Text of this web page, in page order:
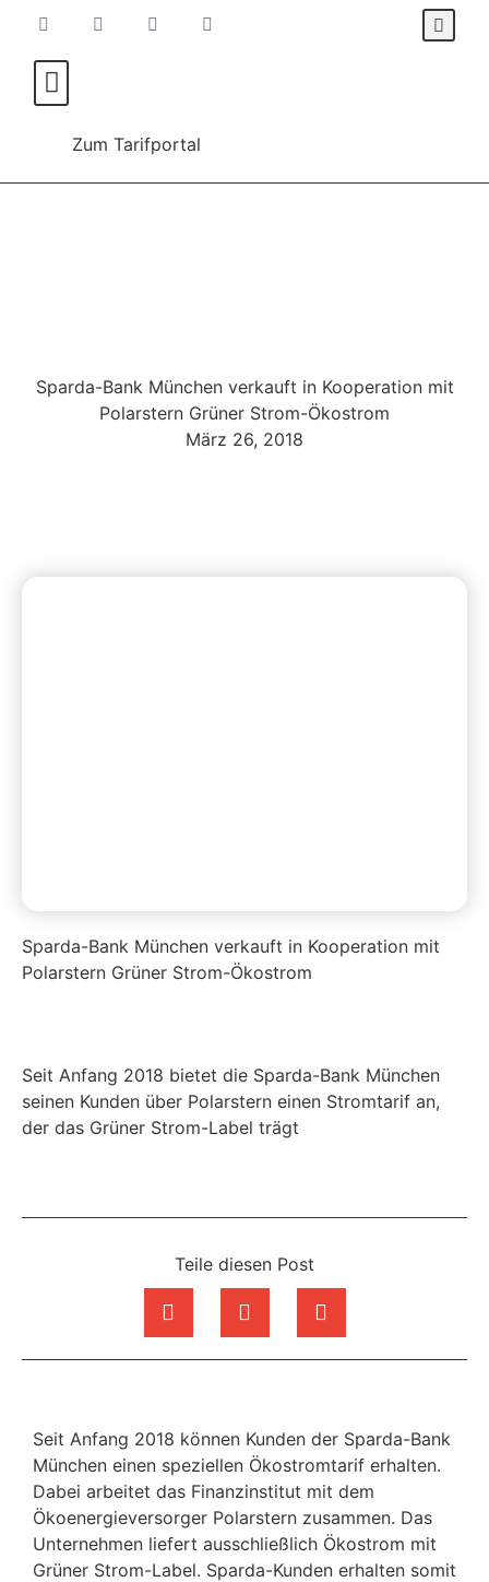
Zum Tarifportal
Sparda-Bank München verkauft in Kooperation mit
Polarstern Grüner Strom-Ökostrom
März 26, 2018
Sparda-Bank München verkauft in Kooperation mit
Polarstern Grüner Strom-Ökostrom
Seit Anfang 2018 bietet die Sparda-Bank München
seinen Kunden über Polarstern einen Stromtarif an,
der das Grüner Strom-Label trägt
Teile diesen Post
Seit Anfang 2018 können Kunden der Sparda-Bank
München einen speziellen Ökostromtarif erhalten.
Dabei arbeitet das Finanzinstitut mit dem
Ökoenergieversorger Polarstern zusammen. Das
Unternehmen liefert ausschließlich Ökostrom mit
Grüner Strom-Label. Sparda-Kunden erhalten somit